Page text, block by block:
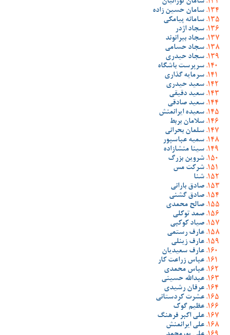
سامان تورانیان
سامان حسین زاده
سامانه پیامکی
سجاد اژدر
سجاد بیرانوند
سجاد حسامی
سجاد حیدری
سرپرست باشگاه
سرمایه گذاری
سعید حیدری
سعید دقیقی
سعید صادقی
سعیده ایرانمنش
سلامان بربط
سلمان بحرانی
سمیه عباسپور
سینا منشازاده
شروین بزرگ
شرکت مس
شنا
صادق بارانی
صادق گشنی
صالح محمدی
صمد توکلی
صیاد کوکبی
عارف رستمی
عارف زینلی
عارف سعیدیان
عباس زراعت کار
عباس محمدی
عبدالله حسینی
عرفان رشیدی
عشرت کردستانی
عظیم گوک
علی اکبر فرهنگ
علی ایرانمنش